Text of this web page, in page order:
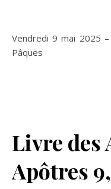
Vendredi 9 mai 2025 – Le vendredi de la 3e semaine de
Pâques
Livre des
Apôtres